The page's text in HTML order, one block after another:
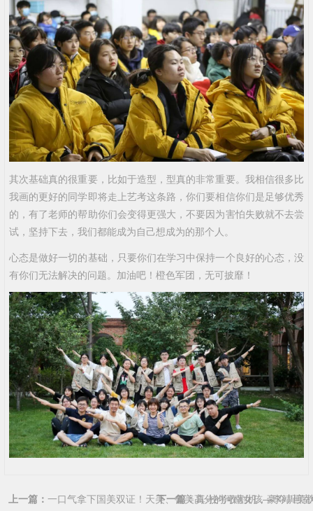
其次基础真的很重要，比如于造型，型真的非常重要。我相信很多比
我画的更好的同学即将走上艺考这条路，你们要相信你们是足够优秀
的，有了老师的帮助你们会变得更强大，不要因为害怕失败就不去尝
试，坚持下去，我们都能成为自己想成为的那个人。
心态是做好一切的基础，只要你们在学习中保持一个良好的心态，没
有你们无法解决的问题。加油吧！橙色军团，无可披靡！
上一篇： 一口气拿下国美双证！天美、鲁美高分的河南女孩—李靖画
下一篇：真·校考收割机，豪夺川